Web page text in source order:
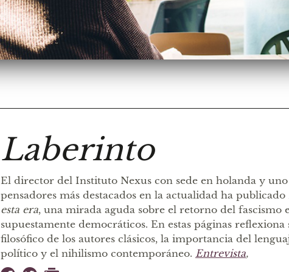
Laberinto
El director del Instituto Nexus con sede en holanda y uno
pensadores más destacados en la actualidad ha publicado
esta era, una mirada aguda sobre el retorno del fascismo
supuestamente democráticos. En estas páginas reflexiona
filosófico de los autores clásicos, la importancia del
político y el nihilismo contemporáneo. Entrevista,